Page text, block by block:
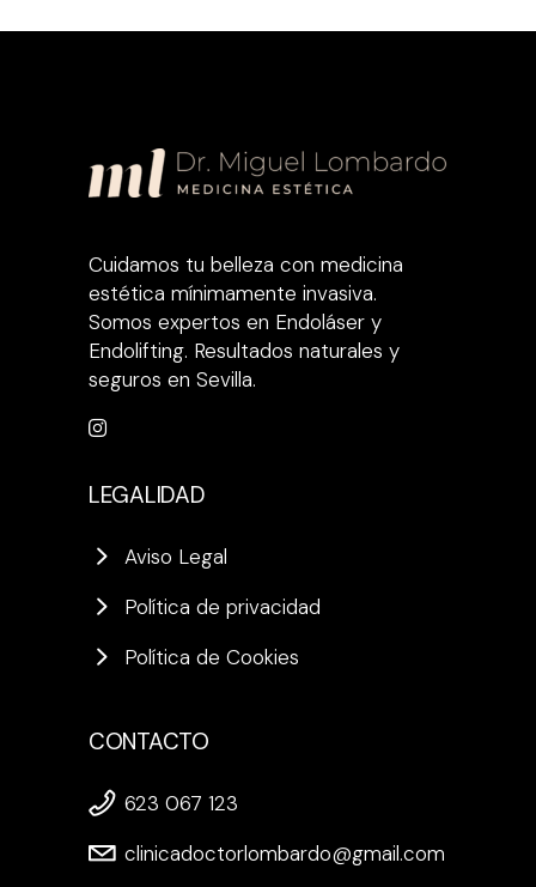
Cuidamos tu belleza con medicina
estética mínimamente invasiva.
Somos expertos en Endoláser y
Endolifting. Resultados naturales y
seguros en Sevilla.
LEGALIDAD
Aviso Legal
Política de privacidad
Política de Cookies
CONTACTO
623 067 123
clinicadoctorlombardo@gmail.com